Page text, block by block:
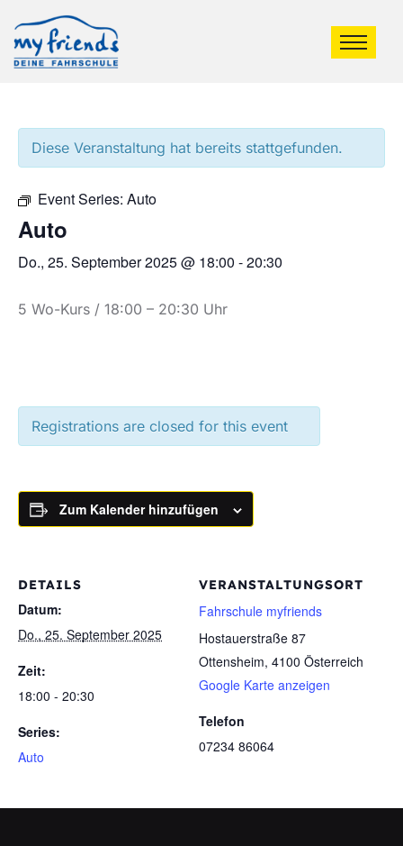
Diese Veranstaltung hat bereits stattgefunden.
Event Series: Auto
Auto
Do., 25. September 2025 @ 18:00 -20:30
5 Wo-Kurs / 18:00 – 20:30 Uhr
Registrations are closed for this event
Zum Kalender hinzufügen
DETAILS
Datum:
Do., 25. September 2025
Zeit:
18:00 - 20:30
Series:
Auto
VERANSTALTUNGSORT
Fahrschule myfriends
Hostauerstraße 87
Ottensheim, 4100 Österreich
Google Karte anzeigen
Telefon
07234 86064